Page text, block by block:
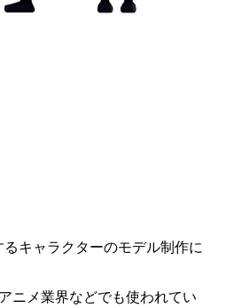
キャラクターのモデル制作に
ニメ業界などでも使われてい